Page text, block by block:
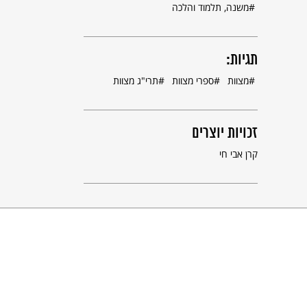
משנה, תלמוד והלכה
תגיות:
מצוות ספרי מצוות תרי"ג מצוות
זכויות יוצרים
קרן אבי חי